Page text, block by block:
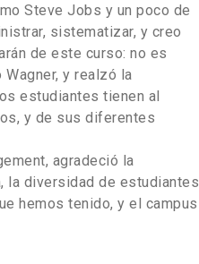
Steve Jobs y un poco de
sistematizar, y creo
de este curso: no es
y realzó la
estudiantes tienen al
y de sus diferentes
agradeció la
la diversidad de estudiantes
hemos tenido, y el campus